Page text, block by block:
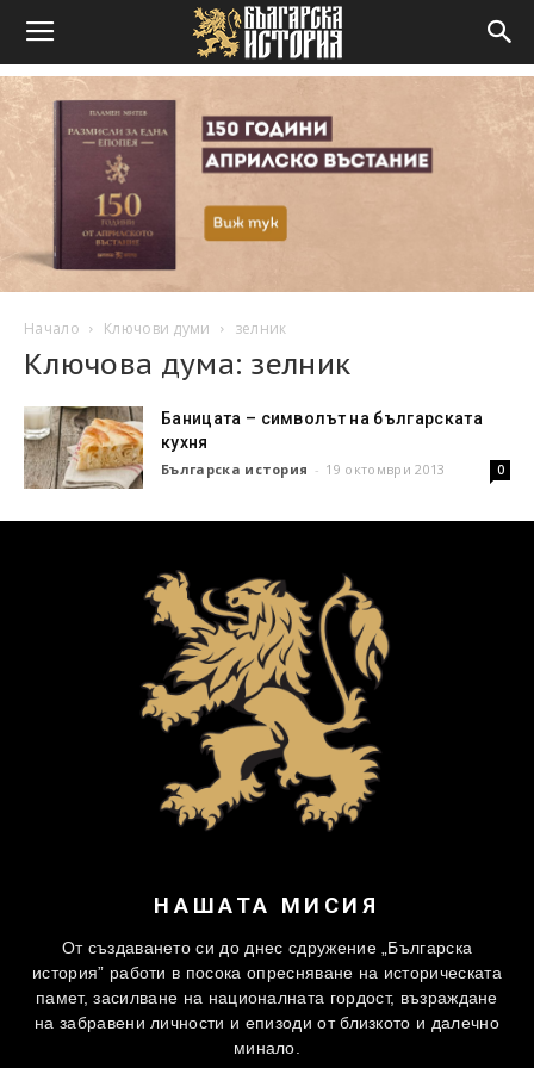
Начало Ключови думи зелник
Ключова дума: зелник
Баницата – символът на българската
кухня
Българска история - 19 октомври 2013 0
НАШАТА МИСИЯ
От създаването си до днес сдружение „Българска
история” работи в посока опресняване на историческата
памет, засилване на националната гордост, възраждане
на забравени личности и епизоди от близкото и далечно
минало.